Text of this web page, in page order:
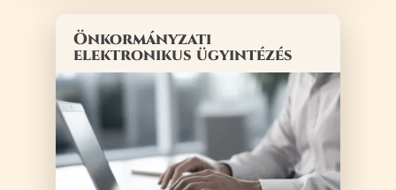
Önkormányzati
elektronikus ügyintézés